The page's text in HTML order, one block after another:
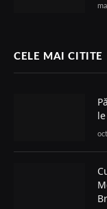
CELE MAI CITITE